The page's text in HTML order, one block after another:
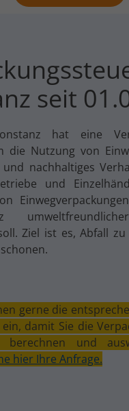
seit
hat eine
die Nutzung von
nachhaltiges
und
Ziel ist es, Abfall
gerne die
ein, damit Sie die
berechnen und
hier Ihre Anfrage.